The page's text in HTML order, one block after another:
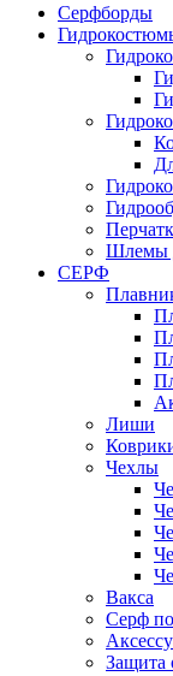
Серфборды
Шлемы
СЕРФ
Лиши
Чехлы
Вакса
Серф
Защита